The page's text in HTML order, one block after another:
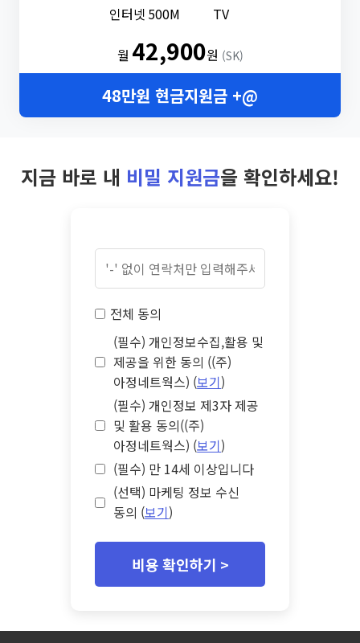
인터넷 500M TV
월 42,900원 (SK)
48만원 현금지원금 +@
지금 바로 내 비밀 지원금을 확인하세요!
전체 동의
(필수) 개인정보수집,활용 및
제공을 위한 동의 ((주)
아정네트웍스) (보기)
(필수) 개인정보 제3자 제공
및 활용 동의((주)
아정네트웍스) (보기)
(필수) 만 14세 이상입니다
(선택) 마케팅 정보 수신
동의 (보기)
비용 확인하기 >